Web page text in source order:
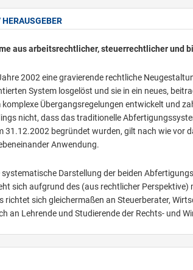
aus arbeitsrechtlicher, steuerrechtlicher und
2002 eine gravierende rechtliche
System losgelöst und sie in ein neues,
Übergangsregelungen entwickelt und
nicht, dass das traditionelle
31.12.2002 begründet wurden, gilt nach wie vor
Anwendung.
Darstellung der beiden
sich aufgrund des (aus rechtlicher
richtet sich gleichermaßen an Steuerberater,
an Lehrende und Studierende der Rechts- und